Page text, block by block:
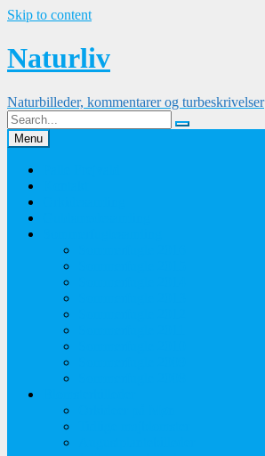
Skip to content
Naturliv
Naturbilleder, kommentarer og turbeskrivelser
Menu